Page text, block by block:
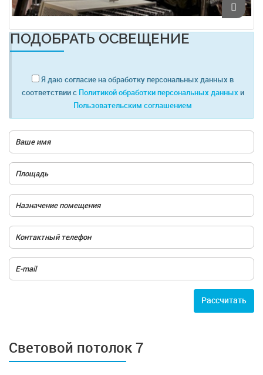
ПОДОБРАТЬ ОСВЕЩЕНИЕ
Я даю согласие на обработку персональных данных в
соответствии с Политикой обработки персональных данных и
Пользовательским соглашением
Расcчитать
Световой потолок 7